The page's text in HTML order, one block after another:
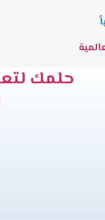
حلمك